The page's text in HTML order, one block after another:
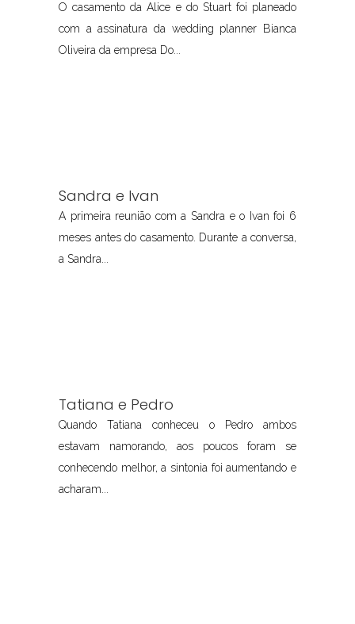
O casamento da Alice e do Stuart foi planeado
com a assinatura da wedding planner Bianca
Oliveira da empresa Do...
Sandra e Ivan
A primeira reunião com a Sandra e o Ivan foi 6
meses antes do casamento. Durante a conversa,
a Sandra...
Tatiana e Pedro
Quando Tatiana conheceu o Pedro ambos
estavam namorando, aos poucos foram se
conhecendo melhor, a sintonia foi aumentando e
acharam...